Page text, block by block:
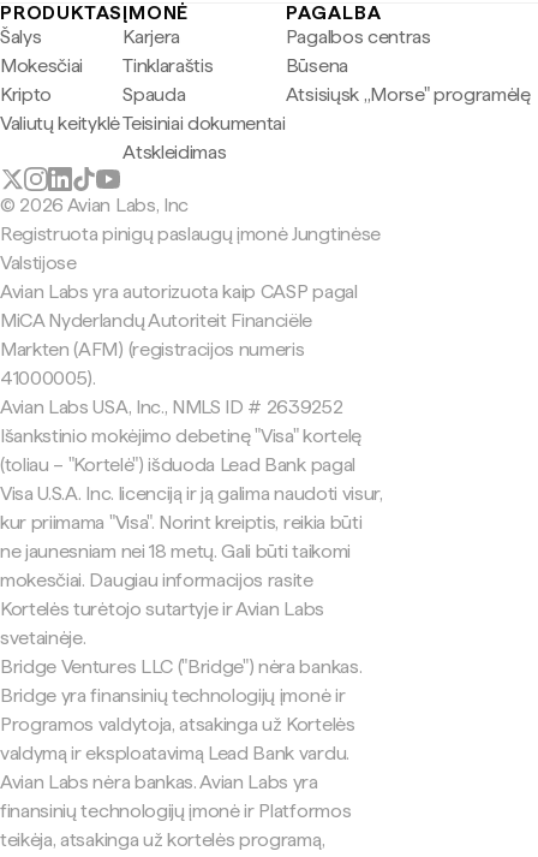
PRODUKTAS
Šalys
Mokesčiai
Kripto
Valiutų keityklė
ĮMONĖ
Karjera
Tinklaraštis
Spauda
Teisiniai dokumentai
Atskleidimas
PAGALBA
Pagalbos centras
Būsena
Atsisiųsk „Morse" programėlę
© 2026 Avian Labs, Inc
Registruota pinigų paslaugų įmonė Jungtinėse
Valstijose
Avian Labs yra autorizuota kaip CASP pagal
MiCA Nyderlandų Autoriteit Financiële
Markten (AFM) (registracijos numeris
41000005).
Avian Labs USA, Inc., NMLS ID # 2639252
Išankstinio mokėjimo debetinę "Visa" kortelę
(toliau – "Kortelė") išduoda Lead Bank pagal
Visa U.S.A. Inc. licenciją ir ją galima naudoti visur,
kur priimama "Visa". Norint kreiptis, reikia būti
ne jaunesniam nei 18 metų. Gali būti taikomi
mokesčiai. Daugiau informacijos rasite
Kortelės turėtojo sutartyje ir Avian Labs
svetainėje.
Bridge Ventures LLC ("Bridge") nėra bankas.
Bridge yra finansinių technologijų įmonė ir
Programos valdytoja, atsakinga už Kortelės
valdymą ir eksploatavimą Lead Bank vardu.
Avian Labs nėra bankas. Avian Labs yra
finansinių technologijų įmonė ir Platformos
teikėja, atsakinga už kortelės programą,